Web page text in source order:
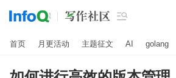

首页 月更活动 主题征文 AI golang